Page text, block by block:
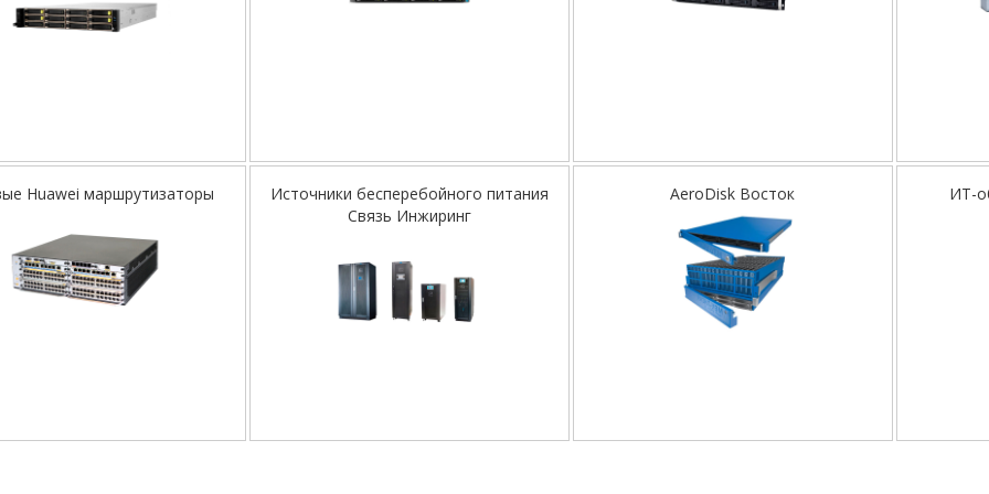
Huawei маршрутизаторы
Источники бесперебойного питания
Связь Инжиринг
AeroDisk Восток ИТ-